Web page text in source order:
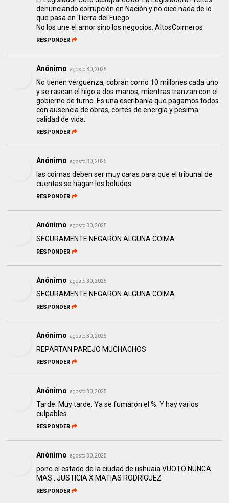
denunciando corrupción en Nación y no dice nada de lo
que pasa en Tierra del Fuego
No los une el amor sino los negocios. AltosCoimeros
RESPONDER
Anónimo agosto 30, 2025
No tienen verguenza, cobran como 10 millones cada uno
y se rascan el higo a dos manos, mientras tranzan con el
gobierno de turno. Es una escribanía que pagamos todos
con ausencia de obras, cortes de energía y pesima
calidad de vida.
RESPONDER
Anónimo agosto 30, 2025
las coimas deben ser muy caras para que el tribunal de
cuentas se hagan los boludos
RESPONDER
Anónimo agosto 30, 2025
SEGURAMENTE NEGARON ALGUNA COIMA
RESPONDER
Anónimo agosto 30, 2025
SEGURAMENTE NEGARON ALGUNA COIMA
RESPONDER
Anónimo agosto 30, 2025
REPARTAN PAREJO MUCHACHOS
RESPONDER
Anónimo agosto 30, 2025
Tarde. Muy tarde. Ya se fumaron el %. Y hay varios
culpables.
RESPONDER
Anónimo agosto 30, 2025
pone el estado de la ciudad de ushuaia VUOTO NUNCA
MAS...JUSTICIA X MATIAS RODRIGUEZ
RESPONDER